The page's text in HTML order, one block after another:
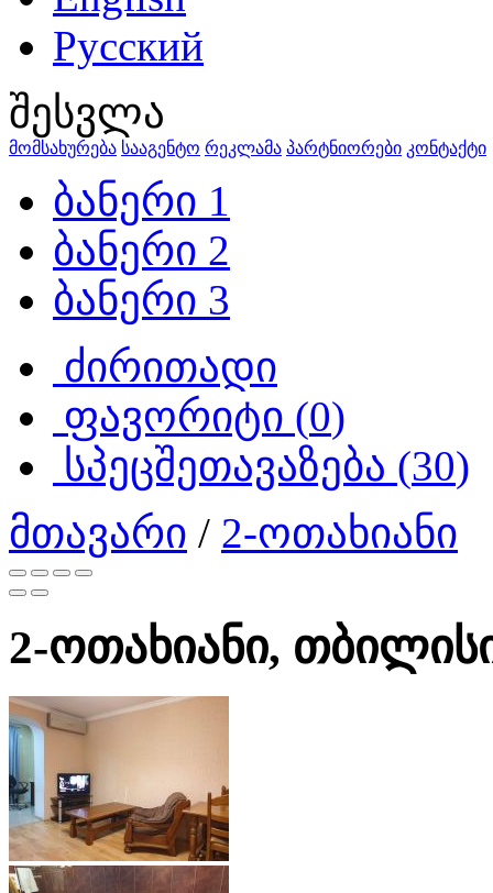
Русский
შესვლა
მომსახურება სააგენტო რეკლამა პარტნიორები კონტაქტი
ბანერი 1
ბანერი 2
ბანერი 3
ძირითადი
ფავორიტი (0)
სპეცშეთავაზება (30)
მთავარი / 2-ოთახიანი
2-ოთახიანი,